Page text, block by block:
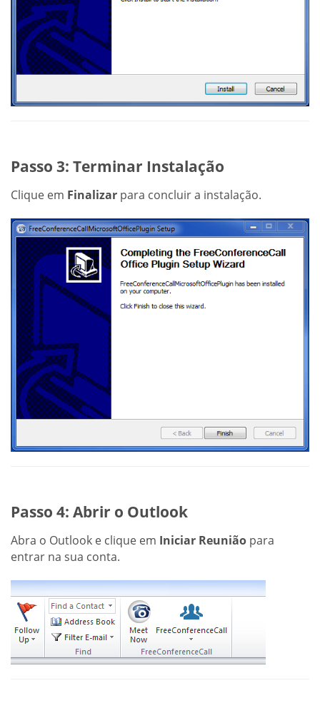
Passo 3: Terminar Instalação
Clique em Finalizar para concluir a instalação.
Passo 4: Abrir o Outlook
Abra o Outlook e clique em Iniciar Reunião para
entrar na sua conta.